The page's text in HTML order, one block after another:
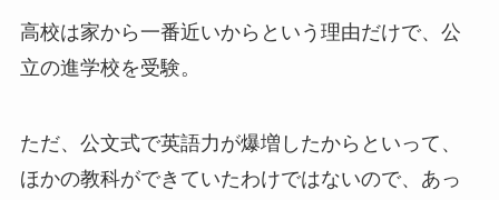
高校は家から一番近いからという理由だけで、公
立の進学校を受験。
ただ、公文式で英語力が爆増したからといって、
ほかの教科ができていたわけではないので、あっ